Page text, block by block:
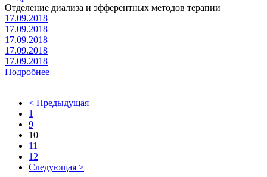
Отделение диализа и эфферентных методов терапии
17.09.2018
17.09.2018
17.09.2018
17.09.2018
17.09.2018
Подробнее
< Предыдущая
1
9
10
11
12
Следующая >